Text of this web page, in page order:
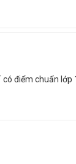
điểm chuẩn lớp